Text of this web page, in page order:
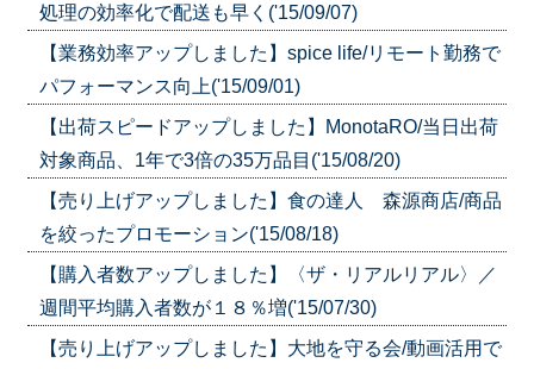
処理の効率化で配送も早く('15/09/07)
【業務効率アップしました】spice life/リモート勤務で
パフォーマンス向上('15/09/01)
【出荷スピードアップしました】MonotaRO/当日出荷
対象商品、1年で3倍の35万品目('15/08/20)
【売り上げアップしました】食の達人 森源商店/商品
を絞ったプロモーション('15/08/18)
【購入者数アップしました】〈ザ・リアルリアル〉／
週間平均購入者数が１８％増('15/07/30)
【売り上げアップしました】大地を守る会/動画活用で